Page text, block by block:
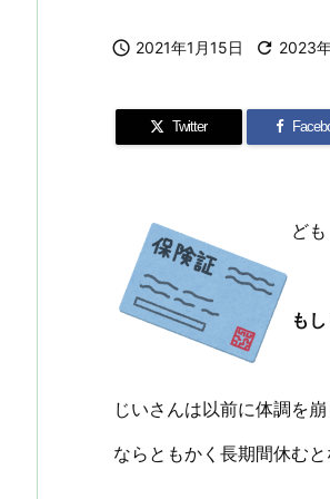
 2021年1月15日  2023
Twitter
ど
も
じいさんは以前に体調を
ならともかく長期間休む